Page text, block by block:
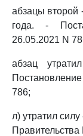
абзацы второй
года. -
26.05.2021 N
абзац
786;
л) утратил